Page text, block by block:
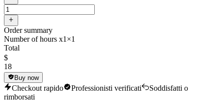
Order summary
Number of hours x1 ×1
Total
$
18
Buy now
Checkout rapido Professionisti verificati
Soddisfatti o
rimborsati